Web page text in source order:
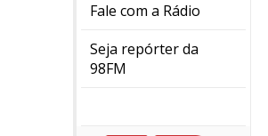
Fale com a Rádio
Seja repórter da
98FM